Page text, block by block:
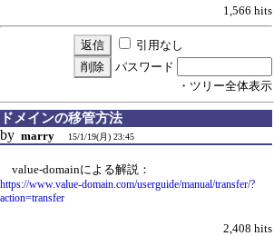
1,566 hits
引用なし
パスワード
・ツリー全体表示
ドメインの移管方法
by marry 15/1/19(月) 23:45
value-domainによる解説：
https://www.value-domain.com/userguide/manual/transfer/?
action=transfer
2,408 hits